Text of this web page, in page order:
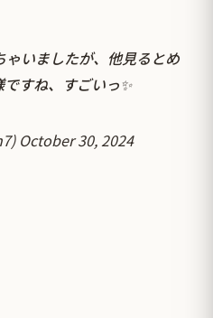
いましたが、他見るとめ
すね、すごいっ✨
October 30, 2024